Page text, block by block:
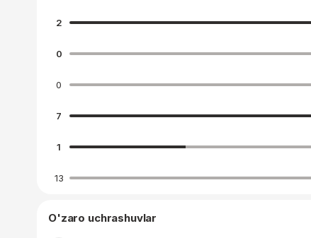
2
0
0
7
1
13
O'zaro uchrashuvlar